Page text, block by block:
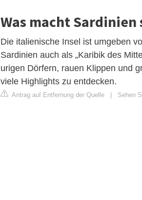
Was macht Sardinien
Die italienische Insel ist umgeben
Sardinien auch als „Karibik des
urigen Dörfern, rauen Klippen und
viele Highlights zu entdecken.
Antrag auf Entfernung der Quelle Sehen